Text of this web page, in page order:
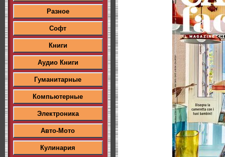
Разное
Софт
Книги
Аудио Книги
Гуманитарные
Компьютерные
Электроника
Авто-Мото
Кулинария